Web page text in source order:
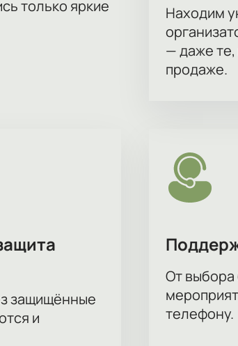
только яркие
Находим
— даже
продаже.
защищённые
и
От выбора
телефону.